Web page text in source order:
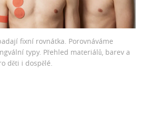
fixní rovnátka. Porovnáváme
typy. Přehled materiálů, barev a
děti i dospělé.